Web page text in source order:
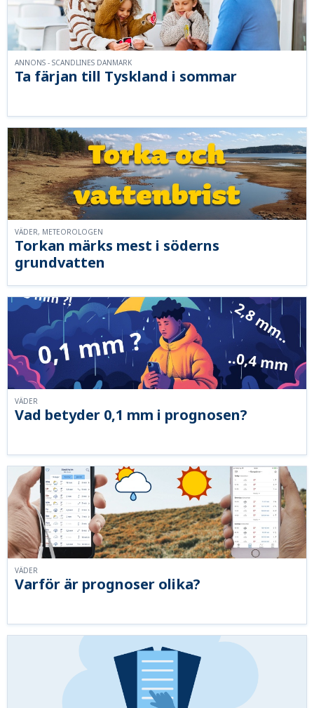
Ta färjan till Tyskland i sommar
ANNONS - SCANDLINES DANMARK
Torkan märks mest i söderns
grundvatten
VÄDER, METEOROLOGEN
Vad betyder 0,1 mm i prognosen?
VÄDER
Varför är prognoser olika?
VÄDER